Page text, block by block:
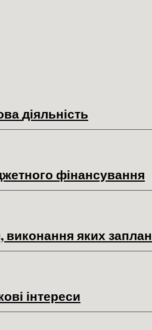
діяльність
фінансування
яких
інтереси